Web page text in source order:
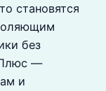
становятся
без
Плюс —
и